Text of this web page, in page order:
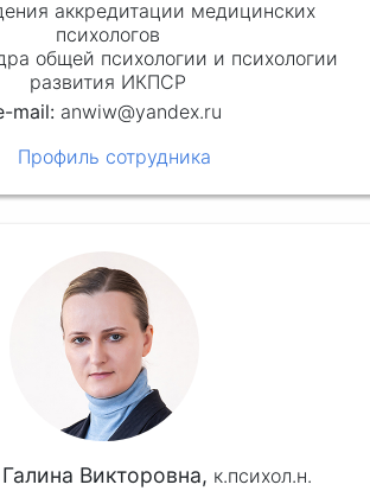
аккредитации медицинских
психологов
общей психологии и психологии
развития ИКПСР
anwiw@yandex.ru
Профиль сотрудника
Викторовна, к.психол.н.